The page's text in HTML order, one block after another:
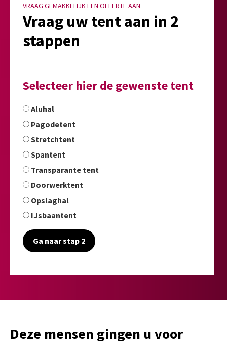
VRAAG GEMAKKELIJK EEN OFFERTE AAN
Vraag uw tent aan in 2
stappen
Selecteer hier de gewenste tent
Aluhal
Pagodetent
Stretchtent
Spantent
Transparante tent
Doorwerktent
Opslaghal
IJsbaantent
Ga naar stap 2
Deze mensen gingen u voor